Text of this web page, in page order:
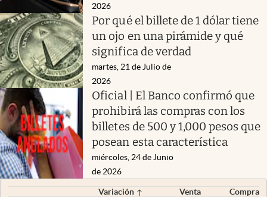
2026
Por qué el billete de 1 dólar tiene
un ojo en una pirámide y qué
significa de verdad
martes, 21 de Julio de
2026
Oficial | El Banco confirmó que
prohibirá las compras con los
billetes de 500 y 1,000 pesos que
posean esta característica
miércoles, 24 de Junio
de 2026
Variación Venta
Compra